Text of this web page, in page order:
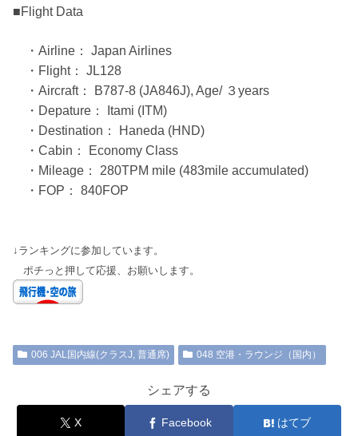
■Flight Data
・Airline： Japan Airlines
・Flight： JL128
・Aircraft： B787-8 (JA846J), Age/ ３years
・Depature： Itami (ITM)
・Destination： Haneda (HND)
・Cabin： Economy Class
・Mileage： 280TPM mile (483mile accumulated)
・FOP： 840FOP
↓ランキングに参加しています。
ポチっと押して応援、お願いします。
006 JAL国内線(クラスJ, 普通席) 048 空港・ラウンジ（国内）
シェアする
X Facebook はてブ